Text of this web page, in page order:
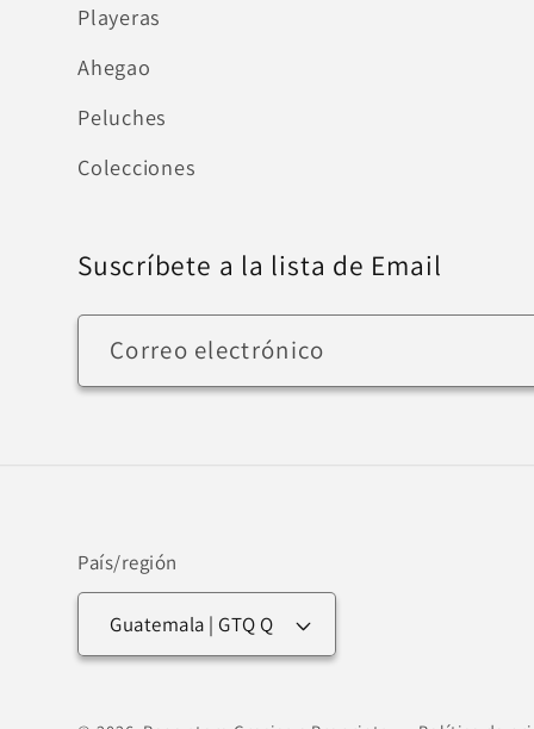
Playeras
Ahegao
Peluches
Colecciones
Suscríbete a la lista de Email
Correo electrónico
País/región
Guatemala | GTQ Q